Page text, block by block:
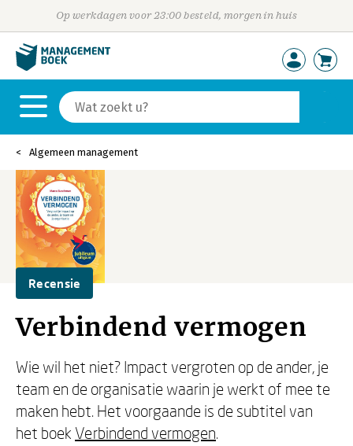
Op werkdagen voor 23:00 besteld, morgen in huis
Algemeen management
Recensie
Verbindend vermogen
Wie wil het niet? Impact vergroten op de ander, je
team en de organisatie waarin je werkt of mee te
maken hebt. Het voorgaande is de subtitel van
het boek Verbindend vermogen.